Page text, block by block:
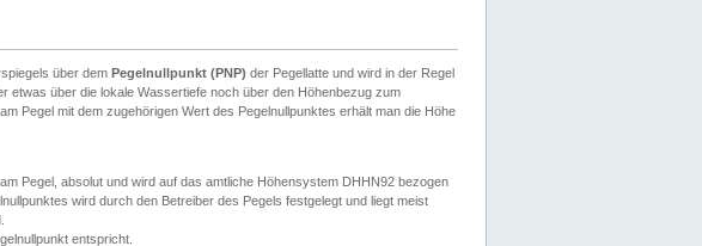
über dem Pegelnullpunkt (PNP) der Pegellatte und wird in der Regel
etwas über die lokale Wassertiefe noch über den Höhenbezug zum
Pegel mit dem zugehörigen Wert des Pegelnullpunktes erhält man die Höhe
Pegel, absolut und wird auf das amtliche Höhensystem DHHN92 bezogen
wird durch den Betreiber des Pegels festgelegt und liegt meist
entspricht.